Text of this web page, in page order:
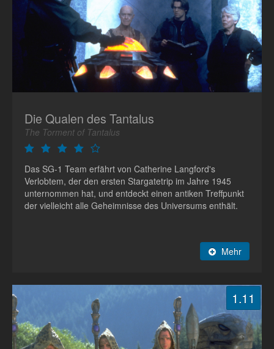
Die Qualen des Tantalus
The Torment of Tantalus
Das SG-1 Team erfährt von Catherine Langford's
Verlobtem, der den ersten Stargatetrip im Jahre 1945
unternommen hat, und entdeckt einen antiken Treffpunkt
der vielleicht alle Geheimnisse des Universums enthält.
Mehr
1.11